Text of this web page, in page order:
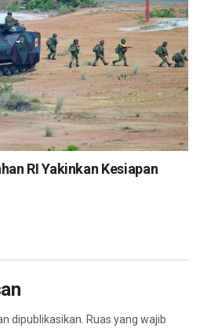
RI Yakinkan Kesiapan
dipublikasikan. Ruas yang wajib